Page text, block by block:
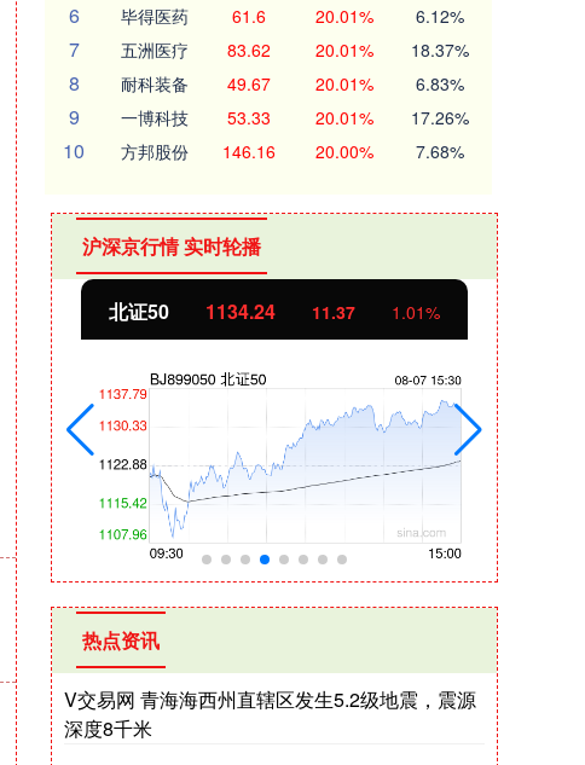
6 毕得医药 61.6 20.01% 6.12%
7 五洲医疗 83.62 20.01% 18.37%
8 耐科装备 49.67 20.01% 6.83%
9 一博科技 53.33 20.01% 17.26%
10 方邦股份 146.16 20.00% 7.68%
沪深京行情 实时轮播
北证50 1134.24 11.37 1.01%
热点资讯
V交易网 青海海西州直辖区发生5.2级地震，震源
深度8千米